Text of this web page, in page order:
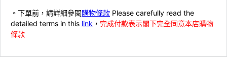
。下單前，請詳細參閱購物條款 Please carefully read the
detailed terms in this link ， 完成付款表示閣下完全同意本店購物
條款